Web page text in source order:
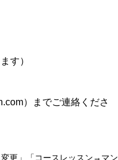
す）
）までご連絡くださ
変更」「コースレッスン→マン